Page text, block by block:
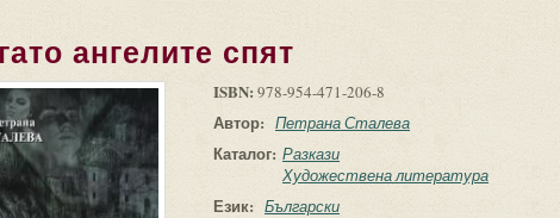
ангелите спят
ISBN: 978-954-471-206-8
Автор: Петрана Сталева
Каталог: Разкази
Художествена литература
Език: Български